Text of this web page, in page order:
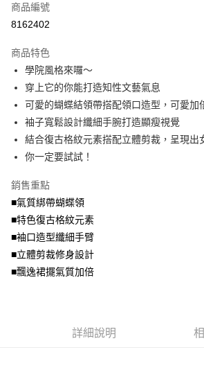
【大哥付你分期使用說明】
1.本服務由台灣大哥大提供，台灣大哥大用戶可立
流程，驗證手機門號後，選擇欲分期的期數、繳款
成交易。
3.實際核准額度、可分期數及費用金額請依後續交
4.訂單成立30分鐘內，如未前往確認交易或遇審核
法說明評估內容。
【繳款方式說明】
1.分期款項不併入電信帳單，「大哥付你分期」於
醒簡訊。
2.透過簡訊連結打開帳單後，可選擇「超商條碼／
【注意事項】
1.本服務係由「台灣大哥大股份有限公司」（以下
用戶於交易時，得透過本服務購買商品或服務，並
買賣價金債權讓與本公司後，依約使用本公司帳單
資料（包含姓名、電話或地址）提供予台灣大哥大
由本公司與您本人進行分期帳單所需資料之確認、
AFTEE先享後付
【關於「AFTEE先享後付」】
AFTEE先享後付是「在收到商品之後才付款」的支
便利好安心！
１．簡單：不需註冊會員、不需綁卡、不需儲值。
２．便利：只要手機號碼，簡訊認證，即可結帳。
３．安心：先確認商品／服務後，再付款。
【「AFTEE先享後付」結帳流程】
１．於結帳方式選擇「AFTEE先享後付」後，將跳
３．收到繳費通知簡訊後14天內，點擊此簡訊中的
ATM／網路銀行／等多元方式進行付款，方視為交
※ 請注意：結帳手續完成當下不需立刻繳費，但若
購買商品的店家。未經商家同意取消之訂單仍視為
後付繳納相關費用。
※ 交易是否成功請以「AFTEE先享後付 」之結帳
是否繳費成功／繳費後需取消欲退款等相關疑問，
客戶支援中心」https://
易，需依本服務之必要範圍內提供個人資料，並將
權轉讓予恩沛科技股份有限公司。
ATM付款
全家取貨付款
每筆NT$70，滿NT$699(含以上)免運費
付款後全家取貨
每筆NT$70，滿NT$699(含以上)免運費
7-11取貨付款
每筆NT$70，滿NT$799(含以上)免運費
付款後7-11取貨
每筆NT$70，滿NT$699(含以上)免運費
商品編號
8162402
商品特色
學院風格來囉～
穿上它的你能打造知性文藝氣息
可愛的蝴蝶結領帶搭配領口造型，可愛加
袖子寬鬆設計纖細手腕打造顯瘦視覺
結合復古格紋元素搭配立體剪裁，呈現出
你一定要試試！
銷售重點
■氣質綁帶蝴蝶領
■特色復古格紋元素
■袖口造型纖細手臂
■立體剪裁修身設計
■飄逸裙擺氣質加倍
詳細說明